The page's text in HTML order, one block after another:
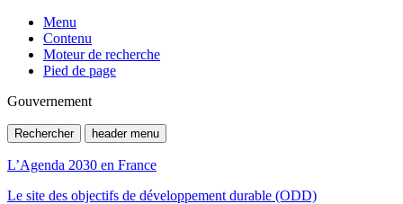
Menu
Contenu
Moteur de recherche
Pied de page
Gouvernement
Rechercher header menu
L’Agenda 2030 en France
Le site des objectifs de développement durable (ODD)